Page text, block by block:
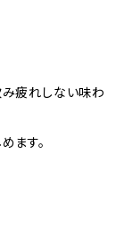
み疲れしない味わ
ます。